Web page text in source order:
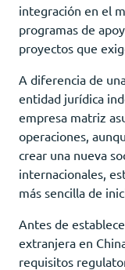
integración en el
programas de
proyectos que
A diferencia de
entidad jurídica
empresa matriz
operaciones,
crear una nueva
internacionales,
más sencilla de
Antes de
extranjera en
requisitos